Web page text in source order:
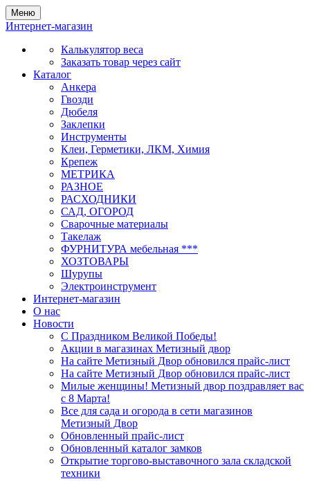
Меню
Интернет-магазин
Калькулятор веса
Заказать товар через сайт
Каталог
Анкера
Гвозди
Дюбеля
Заклепки
Инструменты
Клеи, Герметики, ЛКМ, Химия
Крепеж
МЕТРИКА
РАЗНОЕ
РАСХОДНИКИ
САД, ОГОРОД
Сварочные материалы
Такелаж
ФУРНИТУРА мебельная ***
ХОЗТОВАРЫ
Шурупы
Электроинструмент
Интернет-магазин
О нас
Новости
С Праздником Великой Победы!
Акции в магазинах Метизный двор
На сайте Метизный Двор обновился прайс-лист
На сайте Метизный Двор обновился прайс-лист
Милые женщины! Метизный двор поздравляет вас
с 8 Марта!
Все для сада и огорода в сети магазинов
Метизный Двор
Обновленный прайс-лист
Обновленный каталог замков
Открытие торгово-выставочного зала складской
техники